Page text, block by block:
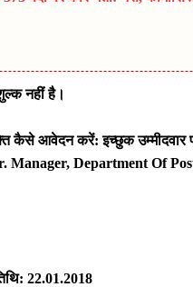
नहीं है।
कैसे आवेदन करें: इच्छुक उम्मीदवार
Manager, Department Of
22.01.2018